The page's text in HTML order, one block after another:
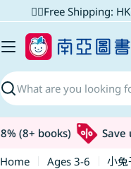
to
content
✌🏼Free Shipping:
Search
(8+ books) Save
Home
Ages 3-6